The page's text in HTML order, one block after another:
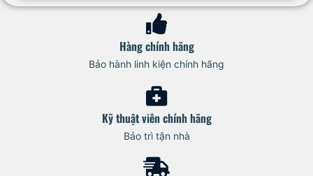
Hàng chính hãng
Bảo hành linh kiện chính hãng
Kỹ thuật viên chính hãng
Bảo trì tận nhà